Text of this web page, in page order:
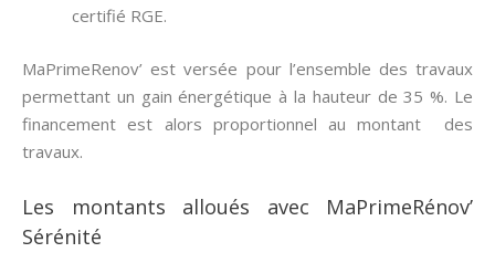
certifié RGE.
MaPrimeRenov’ est versée pour l’ensemble des travaux
permettant un gain énergétique à la hauteur de 35 %. Le
financement est alors proportionnel au montant des
travaux.
Les montants alloués avec MaPrimeRénov’
Sérénité